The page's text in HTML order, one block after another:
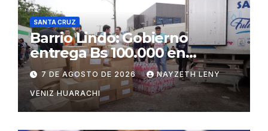
SANTA CRUZ
Barrio Lindo: Gobierno
entrega Bs 100.000 en
insumos para afectados
7 DE AGOSTO DE 2026 NAYZETH LENY
VENIZ HUARACHI